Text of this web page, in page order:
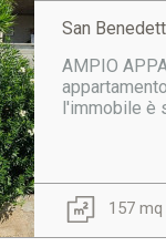
San
AMPIO
l'immobile è
157 mq